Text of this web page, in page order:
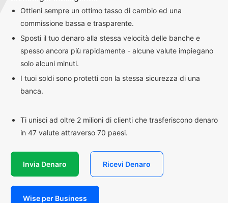
Ottieni sempre un ottimo tasso di cambio ed una
commissione bassa e trasparente.
Sposti il tuo denaro alla stessa velocità delle banche e
spesso ancora più rapidamente - alcune valute impiegano
solo alcuni minuti.
I tuoi soldi sono protetti con la stessa sicurezza di una
banca.
Ti unisci ad oltre 2 milioni di clienti che trasferiscono denaro
in 47 valute attraverso 70 paesi.
Invia Denaro Ricevi Denaro
Wise per Business